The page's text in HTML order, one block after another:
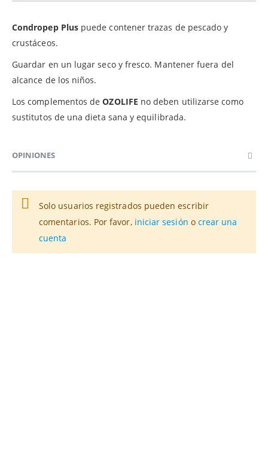
Condropep Pluspuede contener trazas de pescado y
crustáceos.
Guardar en un lugar seco y fresco. Mantener fuera del
alcance de los niños.
Los complementos deOZOLIFE no deben utilizarse como
sustitutos de una dieta sana y equilibrada.
OPINIONES
Solo usuarios registrados pueden escribir
comentarios. Por favor, iniciar sesión o crear una
cuenta